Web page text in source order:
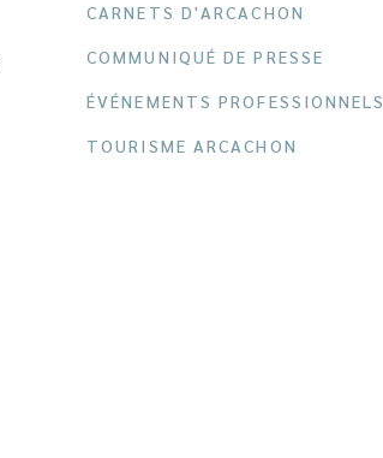
CARNETS D'ARCACHON
COMMUNIQUÉ DE PRESSE
ÉVÉNEMENTS PROFESSIONNELS
TOURISME ARCACHON